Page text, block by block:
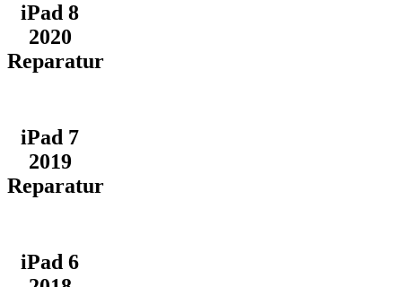
iPad 8
2020
Reparatur
iPad 7
2019
Reparatur
iPad 6